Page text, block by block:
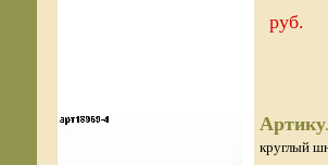
руб.
круглый